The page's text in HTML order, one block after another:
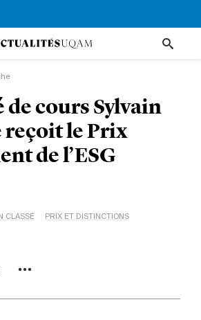
de cours Sylvain
reçoit le Prix
de l’ESG
CLASSÉ
PRIX ET DISTINCTIONS